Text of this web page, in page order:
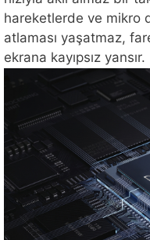
hareketlerde ve mikro
atlaması yaşatmaz,
ekrana kayıpsız yansır.